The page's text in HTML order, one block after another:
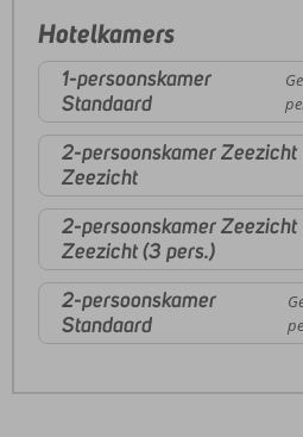
Hotelkamers
1-persoonskamer
Standaard
2-persoonskamer Zeezicht
Zeezicht
2-persoonskamer Zeezicht
Zeezicht (3 pers.)
2-persoonskamer
Standaard